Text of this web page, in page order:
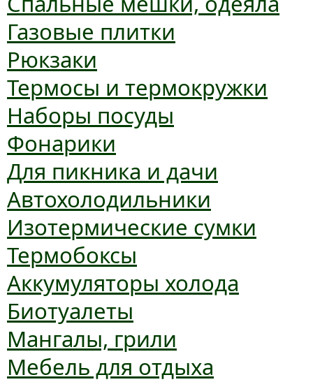
Газовые плитки
Рюкзаки
Термосы и термокружки
Наборы посуды
Фонарики
Для пикника и дачи
Автохолодильники
Изотермические сумки
Термобоксы
Аккумуляторы холода
Биотуалеты
Мангалы, грили
Мебель для отдыха